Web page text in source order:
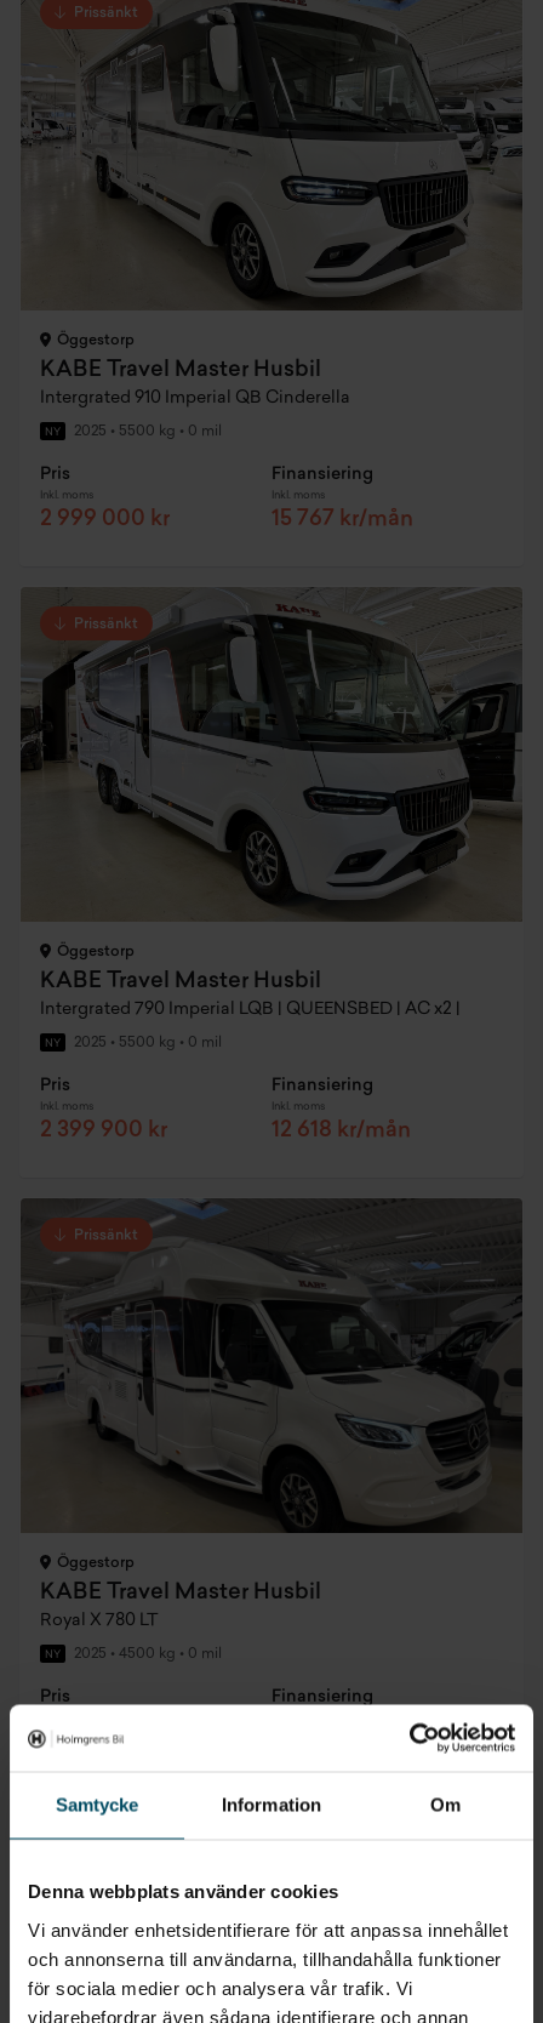
Samtycke Information Om
Denna webbplats använder cookies
Vi använder enhetsidentifierare för att anpassa innehållet
och annonserna till användarna, tillhandahålla funktioner
för sociala medier och analysera vår trafik. Vi
vidarebefordrar även sådana identifierare och annan
Prissänkt
Öggestorp
KABE Travel Master Husbil
Intergrated 910 Imperial QB Cinderella
NY 2025 • 5500 kg • 0 mil
Pris
Inkl. moms
2 999 000 kr
Finansiering
Inkl. moms
15 767 kr/mån
Prissänkt
Öggestorp
KABE Travel Master Husbil
Intergrated 790 Imperial LQB | QUEENSBED | AC x2 |
NY 2025 • 5500 kg • 0 mil
Pris
Inkl. moms
2 399 900 kr
Finansiering
Inkl. moms
12 618 kr/mån
Prissänkt
Öggestorp
KABE Travel Master Husbil
Royal X 780 LT
NY 2025 • 4500 kg • 0 mil
Pris
1 829 000 kr
Finansiering
du en betalningsanmärkning. Det kan leda till
och få nya lån. För stöd, vänd dig till budget- och
skuldrådgivningen i din kommun. Kontaktuppgifter
finns påkonsumentverket.se.